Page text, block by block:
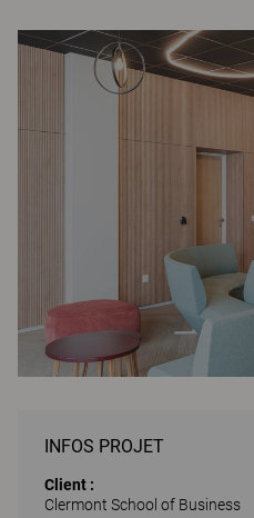
INFOS PROJET
Client :
Clermont School of Business